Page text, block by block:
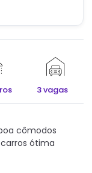
3 vagas
cômodos
ótima